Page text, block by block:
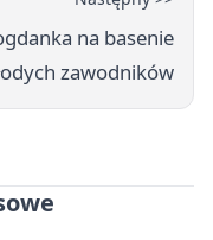
na basenie
zawodników